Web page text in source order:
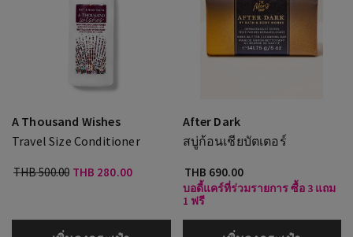
A Thousand Wishes
Travel Size Conditioner
THB 500.00 THB 280.00
After Dark
สบู่ก้อนเชียบัตเตอร์
THB 690.00
บอดี้แคร์ที่ร่วมรายการ ซื้อ 3 แถม
1 ฟรี